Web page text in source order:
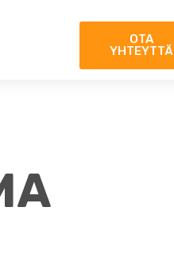
OTA
YHTEYTTÄ